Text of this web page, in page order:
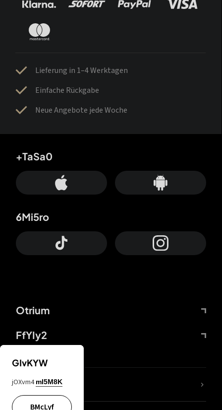
Lieferung in 1–4 Werktagen
Einfache Rückgabe
Neue Angebote jede Woche
Otrium
FfYIy2
+TaSa0
6Mi5ro
DDcvSo
GIvKYW
jOXvm4 mI5M8K
BMcLyf